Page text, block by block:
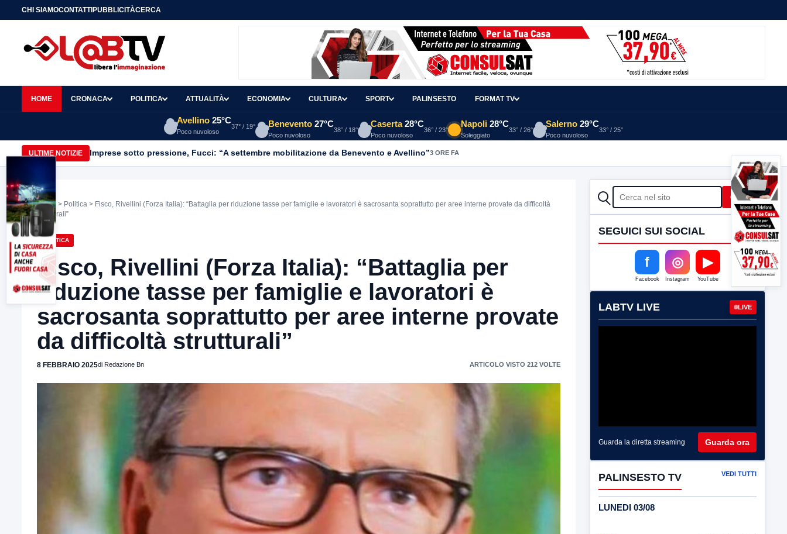
CHI SIAMOCONTATTIPUBBLICITÀCERCA
HOME CRONACA POLITICA ATTUALITÀ ECONOMIA CULTURA SPORT PALINSESTO FORMAT TV
Avellino 25°C
Poco nuvoloso
37° / 19° Benevento 27°C
Poco nuvoloso
38° / 18°
Caserta 28°C
Poco nuvoloso
36° / 23°
Napoli 28°C
Soleggiato
33° / 26°
Salerno 29°C
Poco nuvoloso
33° / 25°
ULTIME NOTIZIE Imprese sotto pressione, Fucci: “A settembre mobilitazione da Benevento e Avellino”3 ORE FA
Home > Politica > Fisco, Rivellini (Forza Italia): “Battaglia per riduzione tasse per famiglie e lavoratori è sacrosanta soprattutto per aree interne provate da difficoltà
strutturali”
POLITICA
Fisco, Rivellini (Forza Italia): “Battaglia per
riduzione tasse per famiglie e lavoratori è
sacrosanta soprattutto per aree interne provate
da difficoltà strutturali”
8 FEBBRAIO 2025di Redazione Bn ARTICOLO VISTO 212 VOLTE
CERCA Cerca
SEGUICI SUI SOCIAL
f
Facebook
◎
Instagram
▶
YouTube
LABTV LIVE LIVE
Guarda la diretta streaming Guarda ora
PALINSESTO TV VEDI TUTTI
LUNEDI 03/08